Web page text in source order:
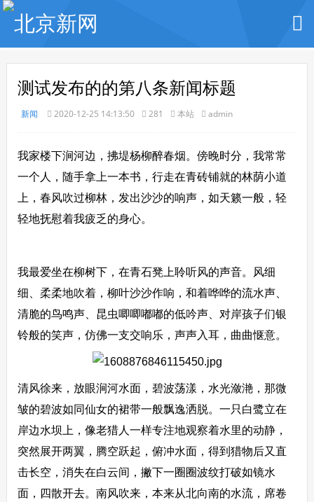
测试发布的的第八条新闻标题
新闻 2020-12-25 14:13:50 281 本站 admin
我家楼下涧河边，拂堤杨柳醉春烟。傍晚时分，我常常
一个人，随手拿上一本书，行走在青砖铺就的林荫小道
上，春风吹过柳林，发出沙沙的响声，如天籁一般，轻
轻地抚慰着我疲乏的身心。
我最爱坐在柳树下，在青石凳上聆听风的声音。风细
细、柔柔地吹着，柳叶沙沙作响，和着哗哗的流水声、
清脆的鸟鸣声、昆虫唧唧嘟嘟的低吟声、对岸孩子们银
铃般的笑声，仿佛一支交响乐，声声入耳，曲曲惬意。
清风徐来，放眼涧河水面，碧波荡漾，水光潋滟，那微
皱的碧波如同仙女的裙带一般飘逸洒脱。一只白鹭立在
岸边水坝上，像老猎人一样专注地观察着水里的动静，
突然展开两翼，腾空跃起，俯冲水面，得到猎物后又直
击长空，消失在白云间，撇下一圈圈波纹打破如镜水
面，四散开去。南风吹来，本来从北向南的水流，席卷